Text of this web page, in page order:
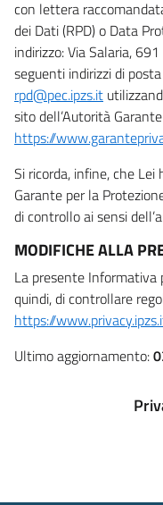
con lettera
dei Dati (RPD) o Data
indirizzo: Via Salaria,
seguenti indirizzi di
rpd@pec.ipzs.it
sito dell’Autorità
https://
Si ricorda, infine, che
Garante per la
di controllo ai sensi
MODIFICHE ALLA
La presente Informativa
quindi, di controllare
https://
Ultimo aggiornamento: